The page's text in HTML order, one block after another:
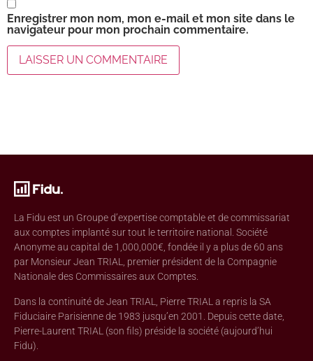
Enregistrer mon nom, mon e-mail et mon site dans le
navigateur pour mon prochain commentaire.
La Fidu est un Groupe d’expertise comptable et de commissariat
aux comptes implanté sur tout le territoire national. Société
Anonyme au capital de 1,000,000€, fondée il y a plus de 60 ans
par Monsieur Jean TRIAL, premier président de la Compagnie
Nationale des Commissaires aux Comptes.
Dans la continuité de Jean TRIAL, Pierre TRIAL a repris la SA
Fiduciaire Parisienne de 1983 jusqu’en 2001. Depuis cette date,
Pierre-Laurent TRIAL (son fils) préside la société (aujourd’hui
Fidu).